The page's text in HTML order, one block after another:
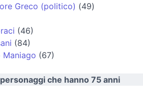
Greco (politico) (49)
(46)
(84)
Maniago (67)
che hanno 75 anni